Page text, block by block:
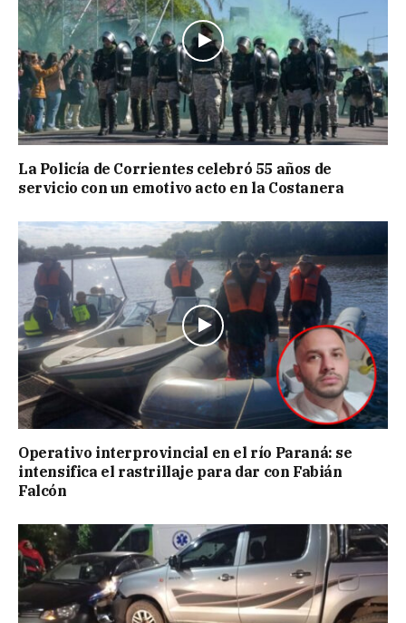
La Policía de Corrientes celebró 55 años de
servicio con un emotivo acto en la Costanera
Operativo interprovincial en el río Paraná: se
intensifica el rastrillaje para dar con Fabián
Falcón